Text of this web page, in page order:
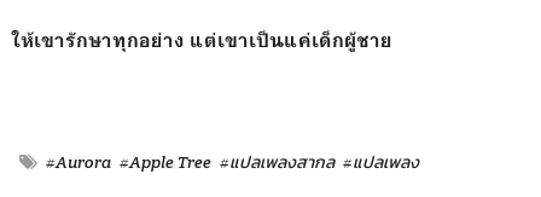
ให้เขารักษาทุกอย่าง แต่เขาเป็นแค่เด็กผู้ชาย
#Aurora #Apple Tree #แปลเพลงสากล #แปลเพลง